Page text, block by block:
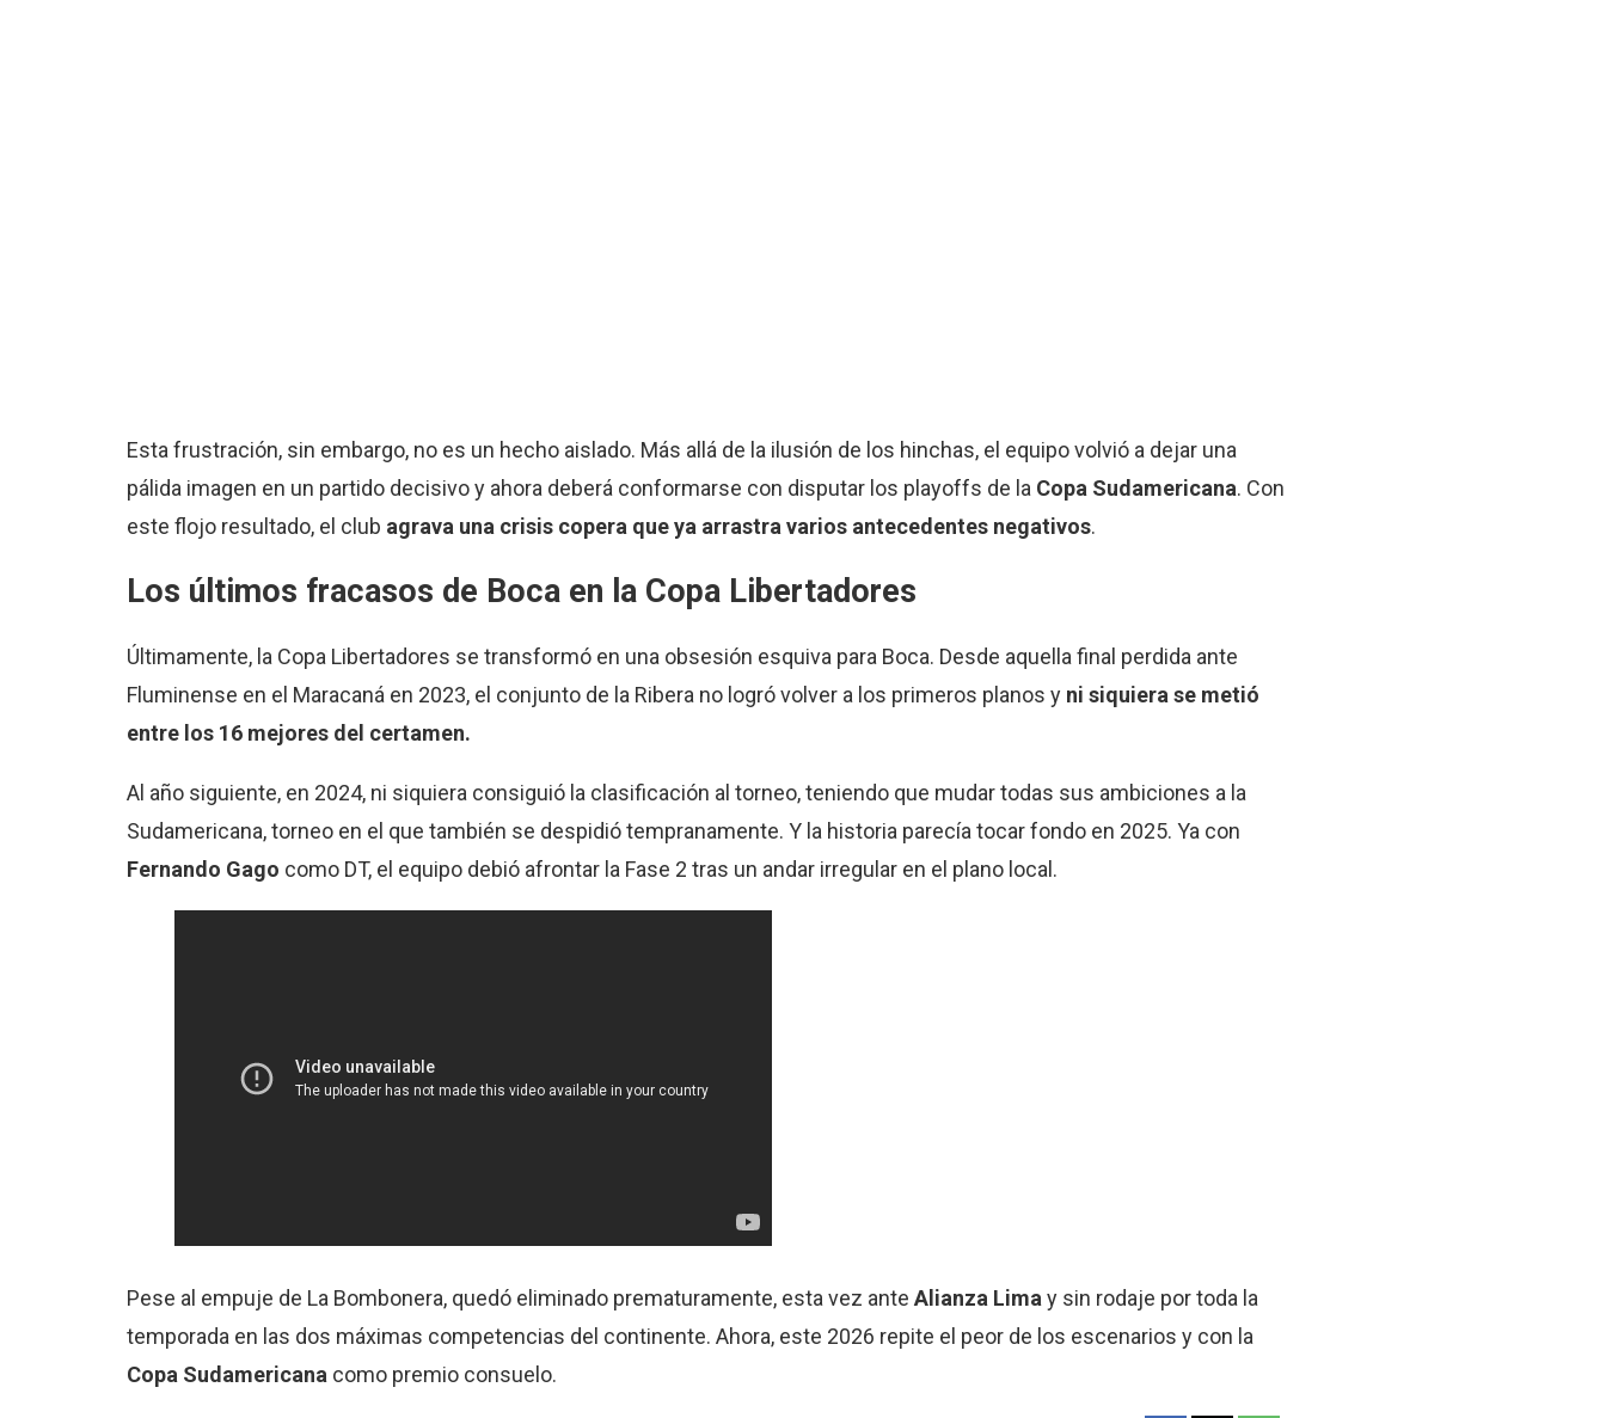
Esta frustración, sin embargo, no es un hecho aislado. Más allá de la ilusión de los hinchas, el equipo volvió a dejar una
pálida imagen en un partido decisivo y ahora deberá conformarse con disputar los playoffs de la Copa Sudamericana. Con
este flojo resultado, el club agrava una crisis copera que ya arrastra varios antecedentes negativos.
Los últimos fracasos de Boca en la Copa Libertadores
Últimamente, la Copa Libertadores se transformó en una obsesión esquiva para Boca. Desde aquella final perdida ante
Fluminense en el Maracaná en 2023, el conjunto de la Ribera no logró volver a los primeros planos y ni siquiera se metió
entre los 16 mejores del certamen.
Al año siguiente, en 2024, ni siquiera consiguió la clasificación al torneo, teniendo que mudar todas sus ambiciones a la
Sudamericana, torneo en el que también se despidió tempranamente. Y la historia parecía tocar fondo en 2025. Ya con
Fernando Gago como DT, el equipo debió afrontar la Fase 2 tras un andar irregular en el plano local.
Pese al empuje de La Bombonera, quedó eliminado prematuramente, esta vez ante Alianza Lima y sin rodaje por toda la
temporada en las dos máximas competencias del continente. Ahora, este 2026 repite el peor de los escenarios y con la
Copa Sudamericana como premio consuelo.